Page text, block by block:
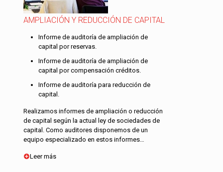
AMPLIACIÓN Y REDUCCIÓN DE CAPITAL
Informe de auditoría de ampliación de
capital por reservas.
Informe de auditoría de ampliación de
capital por compensación créditos.
Informe de auditoría para reducción de
capital.
Realizamos informes de ampliación o reducción
de capital según la actual ley de sociedades de
capital. Como auditores disponemos de un
equipo especializado en estos informes…
Leer más